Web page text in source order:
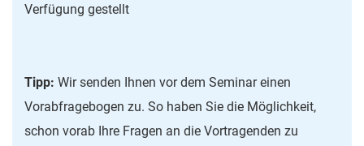
Verfügung gestellt
Tipp: Wir senden Ihnen vor dem Seminar einen
Vorabfragebogen zu. So haben Sie die Möglichkeit,
schon vorab Ihre Fragen an die Vortragenden zu